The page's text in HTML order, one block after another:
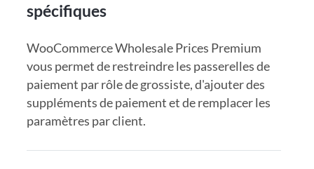
spécifiques
WooCommerce Wholesale Prices Premium
vous permet de restreindre les passerelles de
paiement par rôle de grossiste, d'ajouter des
suppléments de paiement et de remplacer les
paramètres par client.